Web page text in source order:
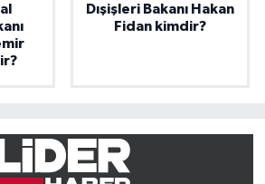
Dışişleri Bakanı Hakan
Fidan kimdir?